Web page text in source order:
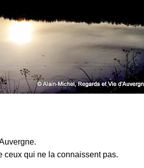
qui ne la connaissent pas.